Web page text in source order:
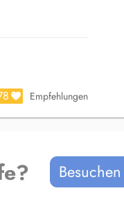
Empfehlungen